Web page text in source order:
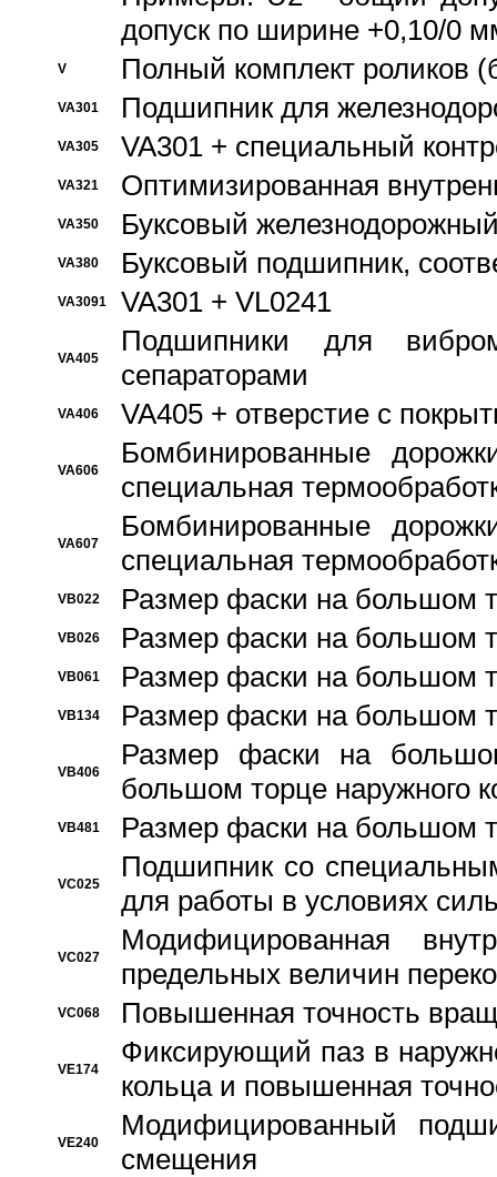
допуск по ширине +0,10/0
V Полный комплект роликов
VA301 Подшипник для
VA305 VA301 + специальный
VA321 Оптимизированная
VA350 Буксовый
VA380 Буксовый подшипник,
VA3091 VA301 + VL0241
VA405
Подшипники для
сепараторами
VA406 VA405 + отверстие с
VA606
Бомбинированные
специальная
VA607
Бомбинированные
специальная
VB022 Размер фаски на большом
VB026 Размер фаски на большом
VB061 Размер фаски на большом
VB134 Размер фаски на большом
VB406
Размер фаски на
большом торце наружного
VB481 Размер фаски на большом
VC025
Подшипник со
для работы в условиях
VC027
Модифицированная
предельных величин
VC068 Повышенная точность
VE174
Фиксирующий паз в
кольца и повышенная
VE240
Модифицированный
смещения